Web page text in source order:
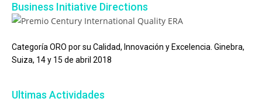
Business Initiative Directions
Categoría ORO por su Calidad, Innovación y Excelencia. Ginebra,
Suiza, 14 y 15 de abril 2018
Ultimas Actividades